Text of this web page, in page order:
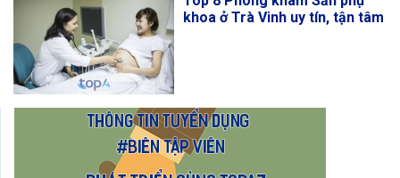
khoa ở Trà Vinh uy tín, tận tâm